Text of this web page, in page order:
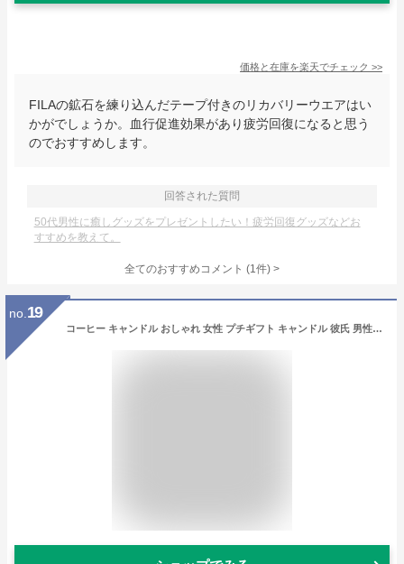
価格と在庫を楽天でチェック >>
FILAの鉱石を練り込んだテープ付きのリカバリーウエアはい
かがでしょうか。血行促進効果があり疲労回復になると思う
のでおすすめします。
回答された質問
50代男性に癒しグッズをプレゼントしたい！疲労回復グッズなどお
すすめを教えて。
全てのおすすめコメント (1件) >
no. 19
コーヒー キャンドル おしゃれ 女性 プチギフト キャンドル 彼氏 男性へのプレゼント コーヒー ソイワックス 自然素材 癒しグッズ リラックス おしゃれプレゼント 誕生日プレゼント 新築祝い アロマキャンドル 誕プレ お供え物 敬老の日 母の日